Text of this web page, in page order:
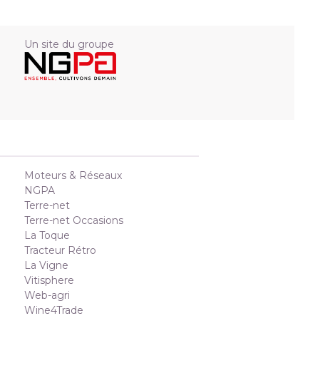
Un site du groupe
Moteurs & Réseaux
NGPA
Terre-net
Terre-net Occasions
La Toque
Tracteur Rétro
La Vigne
Vitisphere
Web-agri
Wine4Trade